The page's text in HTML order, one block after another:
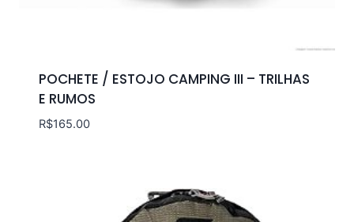
POCHETE / ESTOJO CAMPING III – TRILHAS
E RUMOS
R$165.00